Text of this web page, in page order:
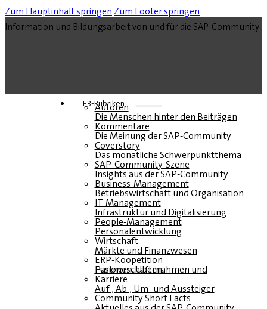
Zum Hauptinhalt springen Zum Footer springen
Information und Bildungsarbeit von und für die SAP-Community
E3-Rubriken
Autoren
Die Menschen hinter den Beiträgen
Kommentare
Die Meinung der SAP-Community
Coverstory
Das monatliche Schwerpunktthema
SAP-Community-Szene
Insights aus der SAP-Community
Business-Management
Betriebswirtschaft und Organisation
IT-Management
Infrastruktur und Digitalisierung
People-Management
Personalentwicklung
Wirtschaft
Märkte und Finanzwesen
ERP-Koopetition
Fusionen, Übernahmen und Partnerschaften
Karriere
Auf-, Ab-, Um- und Aussteiger
Community Short Facts